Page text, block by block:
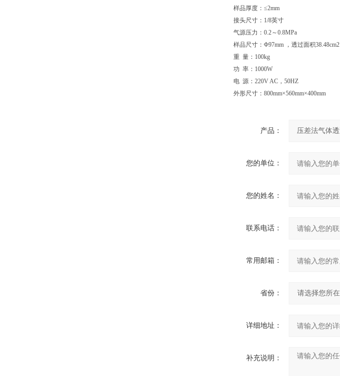
样品厚度：≤2mm
接头尺寸：1/8英寸
气源压力：0.2～0.8MPa
样品尺寸：Φ97mm ，透过面积38.48cm2
重 量：100kg
功 率：1000W
电 源：220V AC，50HZ
外形尺寸：800mm×560mm×400mm
产品：
您的单位：
您的姓名：
联系电话：
常用邮箱：
省份：
详细地址：
补充说明：